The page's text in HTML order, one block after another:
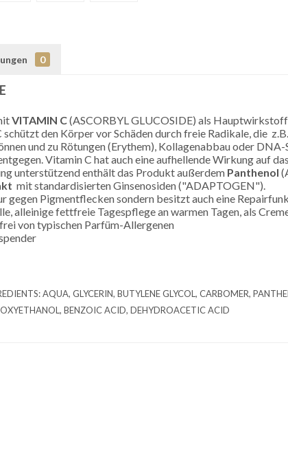
0
VITAMIN C(ASCORBYL GLUCOSIDE) als Hauptwirkstoff
den Körper vor Schäden durch freie Radikale, die
und zu Rötungen (Erythem), Kollagenabbau oder
Vitamin C hat auch eine aufhellende Wirkung auf
unterstützend enthält das Produkt außerdem Panthenol
mitstandardisierten Ginsenosiden ("ADAPTOGEN").
gegen Pigmentflecken sondern besitzt auch eine
alleinige fettfreie Tagespflege an warmen Tagen, als
von typischen Parfüm-Allergenen
AQUA, GLYCERIN, BUTYLENE GLYCOL, CARBOMER,
BENZOIC ACID, DEHYDROACETIC ACID